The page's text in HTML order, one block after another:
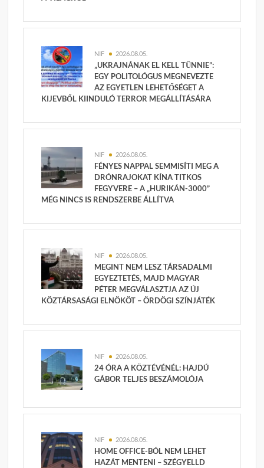
NIF 2026.08.05.
„UKRAJNÁNAK EL KELL TŰNNIE”:
EGY POLITOLÓGUS MEGNEVEZTE
AZ EGYETLEN LEHETŐSÉGET A
KIJEVBŐL KIINDULÓ TERROR MEGÁLLÍTÁSÁRA
NIF 2026.08.05.
FÉNYES NAPPAL SEMMISÍTI MEG A
DRÓNRAJOKAT KÍNA TITKOS
FEGYVERE – A „HURIKÁN-3000”
MÉG NINCS IS RENDSZERBE ÁLLÍTVA
NIF 2026.08.05.
MEGINT NEM LESZ TÁRSADALMI
EGYEZTETÉS, MAJD MAGYAR
PÉTER MEGVÁLASZTJA AZ ÚJ
KÖZTÁRSASÁGI ELNÖKÖT – ÖRDÖGI SZÍNJÁTÉK
NIF 2026.08.05.
24 ÓRA A KÖZTÉVÉNÉL: HAJDÚ
GÁBOR TELJES BESZÁMOLÓJA
NIF 2026.08.05.
HOME OFFICE-BÓL NEM LEHET
HAZÁT MENTENI – SZÉGYELLD